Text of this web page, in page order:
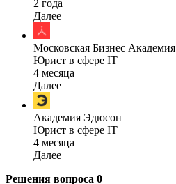
2 года
Далее
Московская Бизнес Академия
Юрист в сфере IT
4 месяца
Далее
Академия Эдюсон
Юрист в сфере IT
4 месяца
Далее
Решения вопроса 0